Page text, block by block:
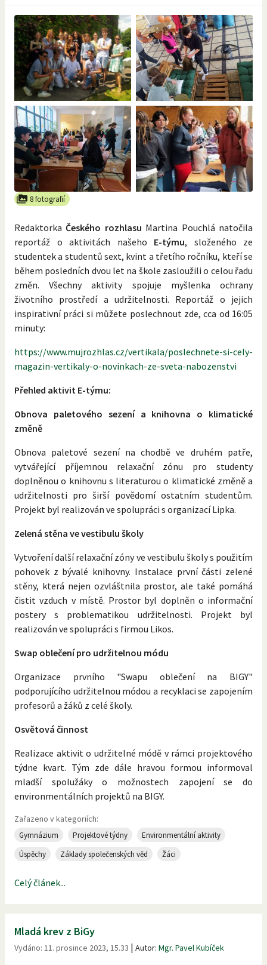
8 fotografií
RedaktorkaČeského rozhlasu Martina Pouchlá natočila
reportáž o aktivitách našeho E-týmu, složeného ze
studentek a studentů sext, kvint a třetího ročníku, kteří se
během posledních dvou let na škole zasloužili o celou řadu
změn. Všechny aktivity spojuje myšlenka ochrany
životního prostředí a udržitelnosti. Reportáž o jejich
inspirativní práci si můžete poslechnout zde, cca od 16:05
minuty:
https://www.mujrozhlas.cz/vertikala/poslechnete-si-cely-
magazin-vertikaly-o-novinkach-ze-sveta-nabozenstvi
Přehled aktivit E-týmu:
Obnova paletového sezení a knihovna o klimatické
změně
Obnova paletové sezení na chodbě ve druhém patře,
vytvářející příjemnou relaxační zónu pro studenty
doplněnou o knihovnu s literaturou o klimatické změně a
udržitelnosti pro širší povědomí ostatním studentům.
Projekt byl realizován ve spolupráci s organizací Lipka.
Zelená stěna ve vestibulu školy
Vytvoření další relaxační zóny ve vestibulu školy s použitím
pohovek z bývalé knihovny. Instalace první části zelené
stěny, která nejen ozvláštnila prostor, ale také pomáhá
čistit vzduch v místě. Prostor byl doplněn o informační
postery s problematikou udržitelnosti. Projekt byl
realizován ve spolupráci s firmou Likos.
Swap oblečení pro udržitelnou módu
Organizace prvního "Swapu oblečení na BIGY"
podporujícího udržitelnou módou a recyklaci se zapojením
profesorů a žáků z celé školy.
Osvětová činnost
Realizace aktivit o udržitelné módě v rámci projektového
týdne kvart. Tým zde dále hravou formou informoval
mladší spolužáky o možnostech zapojení se do
environmentálních projektů na BIGY.
Zařazeno v kategoriích:
Gymnázium Projektové týdny
Environmentální aktivity
Úspěchy
Základy společenských věd Žáci
Celý článek...
Mladá krev z BiGy
Vydáno: 11. prosince 2023, 15.33 | Autor: Mgr. Pavel Kubíček